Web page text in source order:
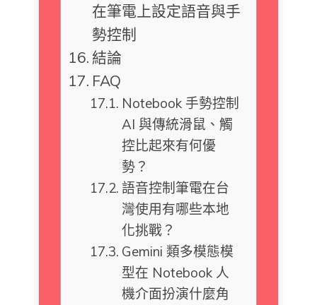
在筆電上設定語音與手
勢控制
結論
FAQ
Notebook 手勢控制
AI 與傳統滑鼠、觸
控比起來有何優
勢？
語音控制筆電在台
灣使用有哪些本地
化挑戰？
Gemini 類多模態模
型在 Notebook 人
機介面扮演什麼角